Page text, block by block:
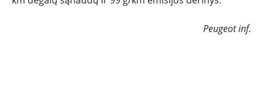
Peugeot inf.